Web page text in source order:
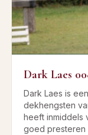
Dark Laes
Dark Laes is
dekhengsten
heeft inmiddels
goed presteren